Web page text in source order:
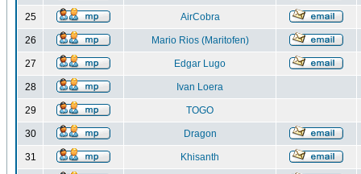
25 AirCobra
26 Mario Rios (Maritofen)
27 Edgar Lugo
28 Ivan Loera
29 TOGO
30 Dragon
31 Khisanth